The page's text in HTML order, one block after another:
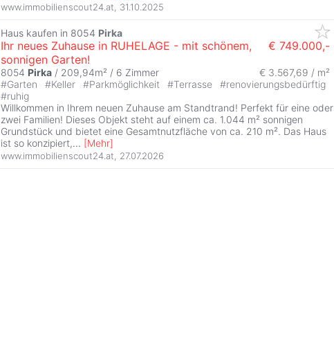
www.immobilienscout24.at 31.10.2025
Haus kaufen in 8054 Pirka
Ihr neues Zuhause in RUHELAGE - mit schönem,
sonnigen Garten!
€ 749.000,-
8054 Pirka / 209,94m² / 6 Zimmer
€ 3.567,69 / m²
#Garten #Keller #Parkmöglichkeit #Terrasse #renovierungsbedürftig
#ruhig
Willkommen in Ihrem neuen Zuhause am Standtrand! Perfekt für eine oder
zwei Familien! Dieses Objekt steht auf einem ca. 1.044 m² sonnigen
Grundstück und bietet eine Gesamtnutzfläche von ca. 210 m². Das Haus
ist so konzipiert,... [Mehr]
www.immobilienscout24.at 27.07.2026